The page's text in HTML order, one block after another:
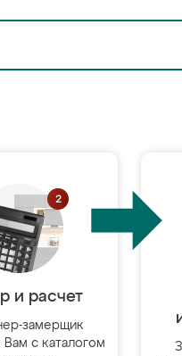
и расчет
замерщик
Вам с каталогом